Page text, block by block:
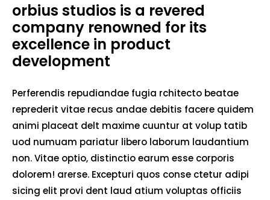
orbius studios is a revered
company renowned for its
excellence in product
development
Perferendis repudiandae fugia rchitecto beatae
reprederit vitae recus andae debitis facere quidem
animi placeat delt maxime cuuntur at volup tatib
uod numuam pariatur libero laborum laudantium
non. Vitae optio, distinctio earum esse corporis
dolorem! arerse. Excepturi quos conse ctetur adipi
sicing elit provi dent laud atium voluptas officiis